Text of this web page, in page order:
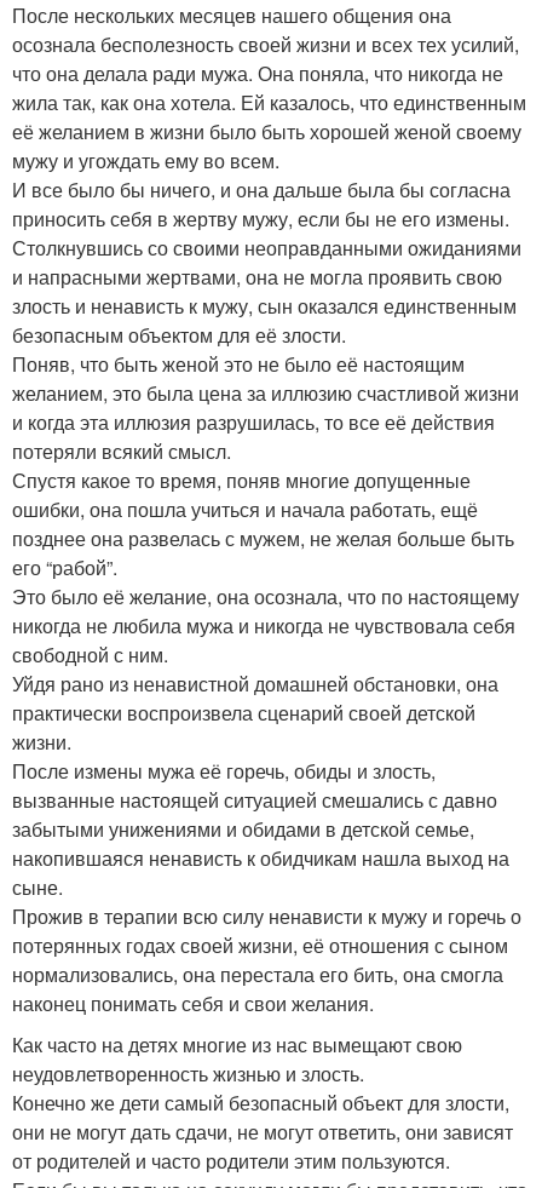
После нескольких месяцев нашего общения она
осознала бесполезность своей жизни и всех тех усилий,
что она делала ради мужа. Она поняла, что никогда не
жила так, как она хотела. Ей казалось, что единственным
её желанием в жизни было быть хорошей женой своему
мужу и угождать ему во всем.
И все было бы ничего, и она дальше была бы согласна
приносить себя в жертву мужу, если бы не его измены.
Столкнувшись со своими неоправданными ожиданиями
и напрасными жертвами, она не могла проявить свою
злость и ненависть к мужу, сын оказался единственным
безопасным объектом для её злости.
Поняв, что быть женой это не было её настоящим
желанием, это была цена за иллюзию счастливой жизни
и когда эта иллюзия разрушилась, то все её действия
потеряли всякий смысл.
Спустя какое то время, поняв многие допущенные
ошибки, она пошла учиться и начала работать, ещё
позднее она развелась с мужем, не желая больше быть
его “рабой”.
Это было её желание, она осознала, что по настоящему
никогда не любила мужа и никогда не чувствовала себя
свободной с ним.
Уйдя рано из ненавистной домашней обстановки, она
практически воспроизвела сценарий своей детской
жизни.
После измены мужа её горечь, обиды и злость,
вызванные настоящей ситуацией смешались с давно
забытыми унижениями и обидами в детской семье,
накопившаяся ненависть к обидчикам нашла выход на
сыне.
Прожив в терапии всю силу ненависти к мужу и горечь о
потерянных годах своей жизни, её отношения с сыном
нормализовались, она перестала его бить, она смогла
наконец понимать себя и свои желания.
Как часто на детях многие из нас вымещают свою
неудовлетворенность жизнью и злость.
Конечно же дети самый безопасный объект для злости,
они не могут дать сдачи, не могут ответить, они зависят
от родителей и часто родители этим пользуются.